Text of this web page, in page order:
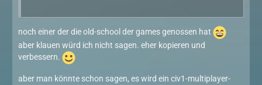
noch einer der die old-school der games genossen hat
aber klauen würd ich nicht sagen. eher kopieren und
verbessern.
aber man könnte schon sagen, es wird ein civ1-multiplayer-